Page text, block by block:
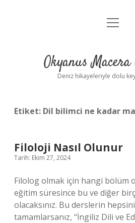
Anasayfa
Yasal Uyarı
menüyü
Okyanus
Deniz hikayeleriyle dolu
Etiket: Dil bilimci ne kadar
Filoloji Nasıl Olunur
Tarih: Ekim 27, 2024
Filolog olmak için hangi bölüm
eğitim süresince bu ve diğer
olacaksınız. Bu derslerin
tamamlarsanız, “İngiliz Dili ve